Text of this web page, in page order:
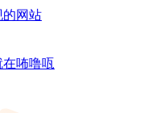
的网站
咘噜咓